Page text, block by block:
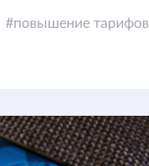
повышение тарифов